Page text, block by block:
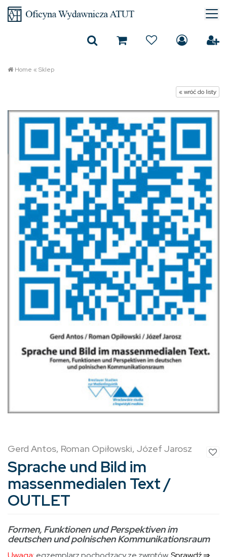
Home «Sklep
« wróć do listy
Gerd Antos, Roman Opiłowski, Józef Jarosz
Sprache und Bild im
massenmedialen Text /
OUTLET
Formen, Funktionen und Perspektiven im
deutschen und polnischen Kommunikationsraum